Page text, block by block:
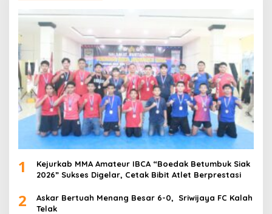
1
Kejurkab MMA Amateur IBCA “Boedak Betumbuk Siak
2026” Sukses Digelar, Cetak Bibit Atlet Berprestasi
2
Askar Bertuah Menang Besar 6-0, Sriwijaya FC Kalah
Telak